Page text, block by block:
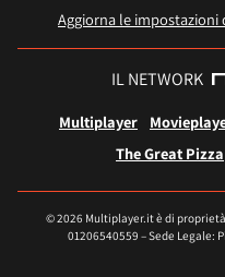
Aggiorna le
IL NETWORK
Multiplayer
The Great Pizza
© 2026 Multiplayer.it è di proprietà
01206540559 – Sede Legale: